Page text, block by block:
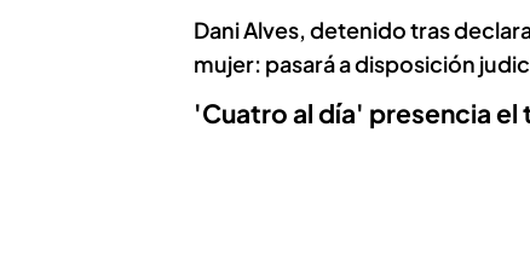
Dani Alves, detenido tras
mujer: pasará a disposición
'Cuatro al día' presencia el